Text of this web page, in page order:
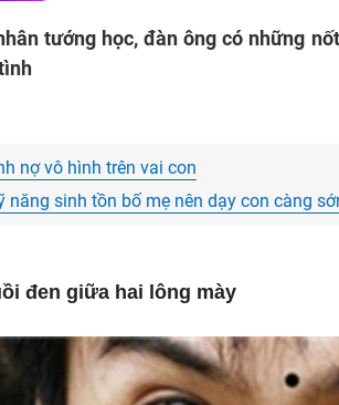
tướng học, đàn ông có những
nợ vô hình trên vai con
năng sinh tồn bố mẹ nên dạy con càng
đen giữa hai lông mày